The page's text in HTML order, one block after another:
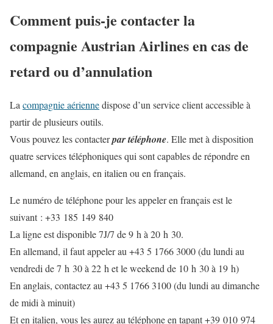
Comment puis-je contacter la
compagnie Austrian Airlines en cas de
retard ou d’annulation
Lacompagnie aériennedispose d’un service client accessible à
partir de plusieurs outils.
Vous pouvez les contacterpar téléphone. Elle met à disposition
quatre services téléphoniques qui sont capables de répondre en
allemand, en anglais, en italien ou en français.
Le numéro de téléphone pour les appeler enfrançaisest le
suivant : +33 185 149 840
La ligne est disponible 7J/7 de 9 h à 20 h 30.
Enallemand, il faut appeler au +43 5 1766 3000 (du lundi au
vendredi de 7 h 30 à 22 h et le weekend de 10 h 30 à 19 h)
Enanglais, contactez au +43 5 1766 3100 (du lundi au dimanche
de midi à minuit)
Et enitalien, vous les aurez au téléphone en tapant +39 010 974